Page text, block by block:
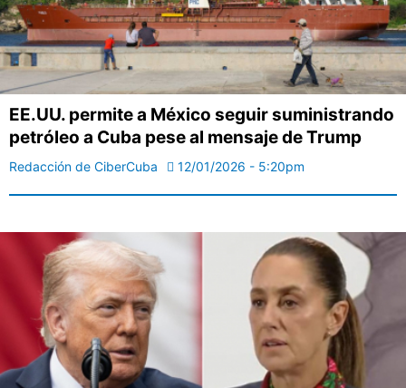
EE.UU. permite a México seguir suministrando
petróleo a Cuba pese al mensaje de Trump
Redacción de CiberCuba 12/01/2026 - 5:20pm